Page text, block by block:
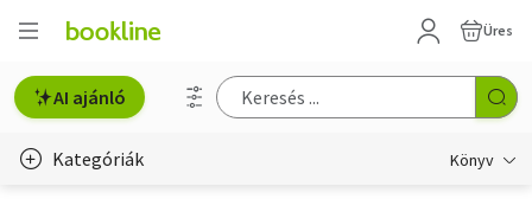
Üres
AI ajánló
Kategóriák Könyv